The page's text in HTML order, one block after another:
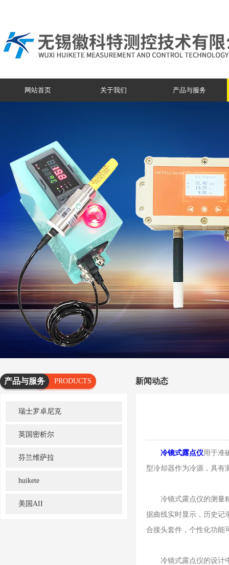
网站首页 关于我们 产品与服务
产品与服务
PRODUCTS
SERVICES
瑞士罗卓尼克
英国密析尔
芬兰维萨拉
huikete
美国AII
新闻动态
冷镜式露点仪用于准
型冷却器作为冷源，具有
冷镜式露点仪的测量精
据曲线实时显示，历史记
合接头套件，个性化功能
冷镜式露点仪的设计中